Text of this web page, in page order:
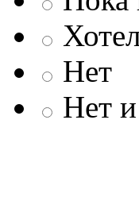
Нет
Нет